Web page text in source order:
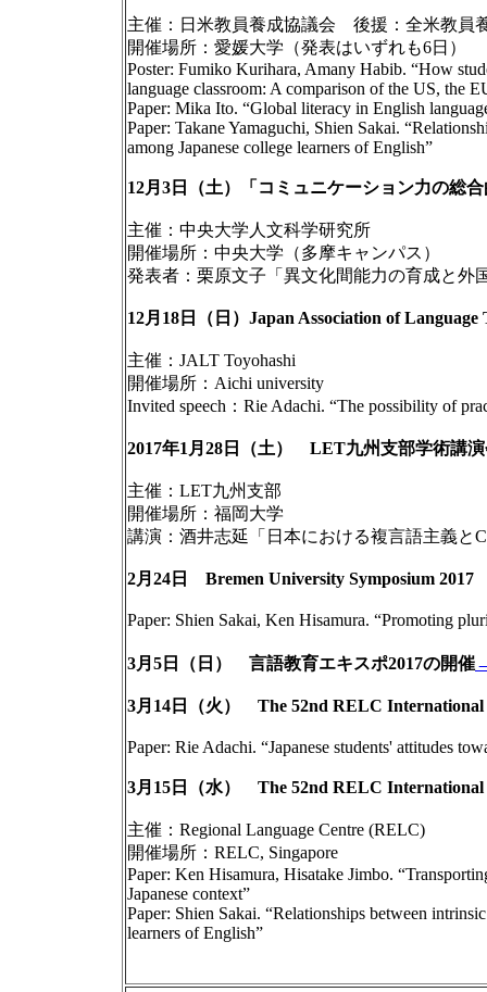
主催：日米教員養成協議会 後援：全米教員
開催場所：愛媛大学（発表はいずれも6日）
Poster: Fumiko Kurihara, Amany Habib. “How
language classroom: A comparison of the US, the
Paper: Mika Ito. “Global literacy in English
Paper: Takane Yamaguchi, Shien Sakai.
among Japanese college learners of English”
12月3日（土）「コミュニケーション力の総
主催：中央大学人文科学研究所
開催場所：中央大学（多摩キャンパス）
発表者：栗原文子「異文化間能力の育成と外
12月18日（日）Japan Association of Language
主催：JALT Toyohashi
開催場所：Aichi university
Invited speech：Rie Adachi. “The possibility of
2017年1月28日（土） LET九州支部学術講
主催：LET九州支部
開催場所：福岡大学
講演：酒井志延「日本における複言語主義と
2月24日 Bremen University Symposium 2017
Paper: Shien Sakai, Ken Hisamura. “Promoting
3月5日（日） 言語教育エキスポ2017の開催
3月14日（火） The 52nd RELC International
Paper: Rie Adachi. “Japanese students' attitudes
3月15日（水） The 52nd RELC International
主催：Regional Language Centre (RELC)
開催場所：RELC, Singapore
Paper: Ken Hisamura, Hisatake Jimbo.
Japanese context”
Paper: Shien Sakai. “Relationships between
learners of English”